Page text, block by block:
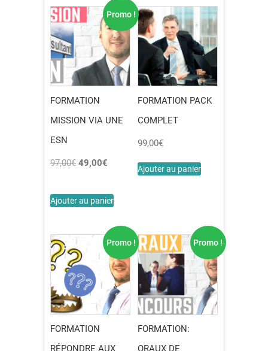
Promo !
FORMATION
MISSION VIA UNE
ESN
97,00€ Le
était :
49,00€
est :
Ajouter au panier
FORMATION PACK
COMPLET
99,00€
Ajouter au panier
Promo !
FORMATION
RÉPONDRE AUX
Promo !
FORMATION:
ORAUX DE